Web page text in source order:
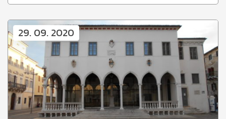
29. 09. 2020